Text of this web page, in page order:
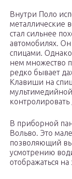
Внутри Поло
металлические
стал сильнее
автомобилях.
спицами.
нем множество
редко бывает
Клавиши на
В приборной
Вольво. Это
позволяющий
усмотрению
отображаться